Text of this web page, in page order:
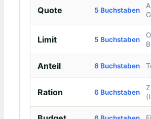
Quote 5 Buchstaben
Limit 5 Buchstaben
Anteil 6 Buchstaben
Ration 6 Buchstaben